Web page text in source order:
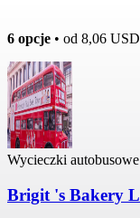
6 opcje • od 8,06 USD
Wycieczki autobusowe
Brigit 's Bakery